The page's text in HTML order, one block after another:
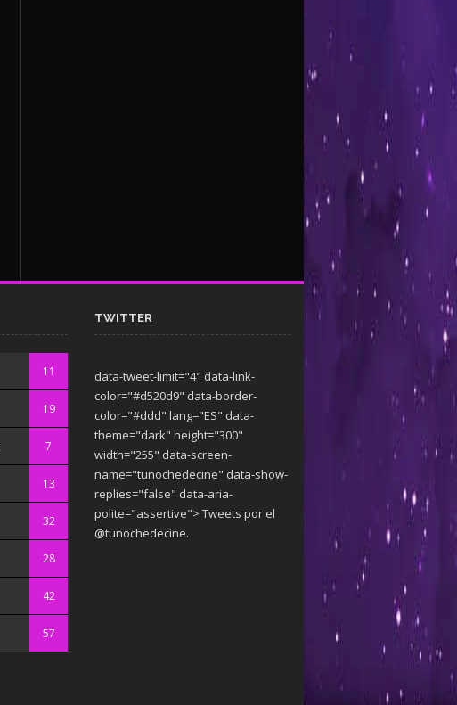
11
19
7
13
32
28
42
57
TWITTER
data-tweet-limit="4" data-link-
color="#d520d9" data-border-
color="#ddd" lang="ES" data-
theme="dark" height="300"
width="255" data-screen-
name="tunochedecine" data-show-
replies="false" data-aria-
polite="assertive"> Tweets por el
@tunochedecine.